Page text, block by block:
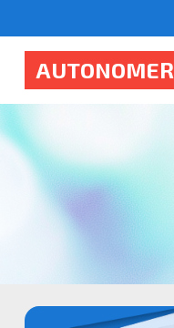
AUTONOMER